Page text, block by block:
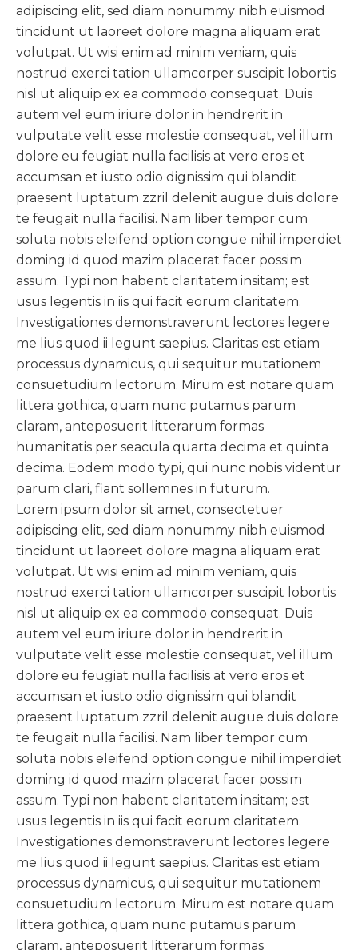
adipiscing elit, sed diam nonummy nibh euismod
tincidunt ut laoreet dolore magna aliquam erat
volutpat. Ut wisi enim ad minim veniam, quis
nostrud exerci tation ullamcorper suscipit lobortis
nisl ut aliquip ex ea commodo consequat. Duis
autem vel eum iriure dolor in hendrerit in
vulputate velit esse molestie consequat, vel illum
dolore eu feugiat nulla facilisis at vero eros et
accumsan et iusto odio dignissim qui blandit
praesent luptatum zzril delenit augue duis dolore
te feugait nulla facilisi. Nam liber tempor cum
soluta nobis eleifend option congue nihil imperdiet
doming id quod mazim placerat facer possim
assum. Typi non habent claritatem insitam; est
usus legentis in iis qui facit eorum claritatem.
Investigationes demonstraverunt lectores legere
me lius quod ii legunt saepius. Claritas est etiam
processus dynamicus, qui sequitur mutationem
consuetudium lectorum. Mirum est notare quam
littera gothica, quam nunc putamus parum
claram, anteposuerit litterarum formas
humanitatis per seacula quarta decima et quinta
decima. Eodem modo typi, qui nunc nobis videntur
parum clari, fiant sollemnes in futurum.
Lorem ipsum dolor sit amet, consectetuer
adipiscing elit, sed diam nonummy nibh euismod
tincidunt ut laoreet dolore magna aliquam erat
volutpat. Ut wisi enim ad minim veniam, quis
nostrud exerci tation ullamcorper suscipit lobortis
nisl ut aliquip ex ea commodo consequat. Duis
autem vel eum iriure dolor in hendrerit in
vulputate velit esse molestie consequat, vel illum
dolore eu feugiat nulla facilisis at vero eros et
accumsan et iusto odio dignissim qui blandit
praesent luptatum zzril delenit augue duis dolore
te feugait nulla facilisi. Nam liber tempor cum
soluta nobis eleifend option congue nihil imperdiet
doming id quod mazim placerat facer possim
assum. Typi non habent claritatem insitam; est
usus legentis in iis qui facit eorum claritatem.
Investigationes demonstraverunt lectores legere
me lius quod ii legunt saepius. Claritas est etiam
processus dynamicus, qui sequitur mutationem
consuetudium lectorum. Mirum est notare quam
littera gothica, quam nunc putamus parum
claram, anteposuerit litterarum formas